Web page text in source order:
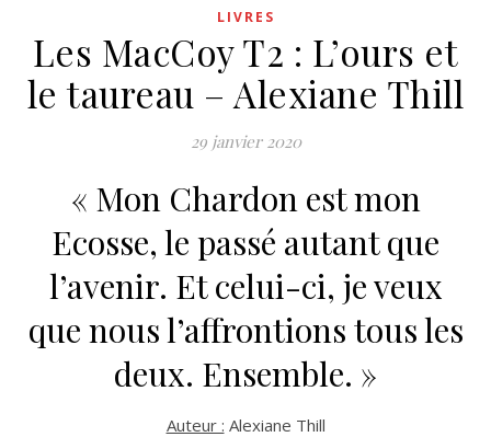
LIVRES
Les MacCoy T2 : L’ours et
le taureau – Alexiane Thill
29 janvier 2020
« Mon Chardon est mon
Ecosse, le passé autant que
l’avenir. Et celui-ci, je veux
que nous l’affrontions tous les
deux. Ensemble. »
Auteur : Alexiane Thill